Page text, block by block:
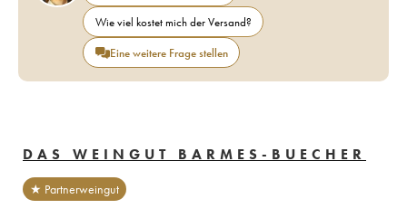
Wie viel kostet mich der Versand?
Eine weitere Frage stellen
DAS WEINGUT BARMES-BUECHER
★ Partnerweingut